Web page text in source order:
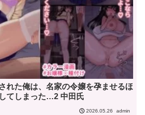
れた俺は、名家の令嬢を孕ませるほ
てしまった…2 中田氏
2026.05.26 admin